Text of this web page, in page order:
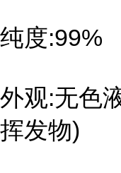
纯度:99%
外观:无色
挥发物)